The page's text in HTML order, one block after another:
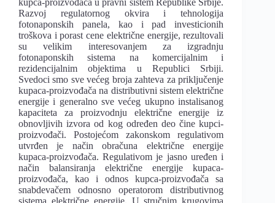
kupca-proizvođača u pravni sistem Republike Srbije.
Razvoj regulatornog okvira i tehnologija
fotonaponskih panela, kao i pad investicionih
troškova i porast cene električne energije, rezultovali
su velikim interesovanjem za izgradnju
fotonaponskih sistema na komercijalnim i
rezidencijalnim objektima u Republici Srbiji.
Svedoci smo sve većeg broja zahteva za priključenje
kupaca-proizvođača na distributivni sistem električne
energije i generalno sve većeg ukupno instalisanog
kapaciteta za proizvodnju električne energije iz
obnovljivih izvora od kog određen deo čine kupci-
proizvođači. Postojećom zakonskom regulativom
utvrđen je način obračuna električne energije
kupaca-proizvođača. Regulativom je jasno uređen i
način balansiranja električne energije kupaca-
proizvođača, kao i odnos kupca-proizvođača sa
snabdevačem odnosno operatorom distributivnog
sistema električne energije. U stručnim krugovima